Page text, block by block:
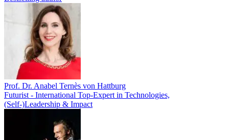
Prof. Dr. Anabel Ternès von Hattburg
Futurist - International Top-Expert in Technologies,
(Self-)Leadership & Impact